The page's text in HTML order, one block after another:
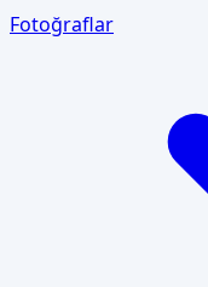
Fotoğraflar